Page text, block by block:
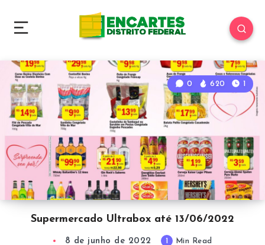
0 620 1
Supermercado Ultrabox até 13/06/2022
8 de junho de 2022 1 Min Read